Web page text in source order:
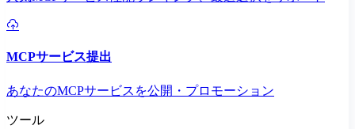
MCPサービス提出
あなたのMCPサービスを公開・プロモーション
ツール